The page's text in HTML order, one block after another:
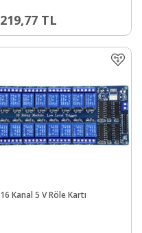
219,77 TL
16 Kanal 5 V Röle Kartı